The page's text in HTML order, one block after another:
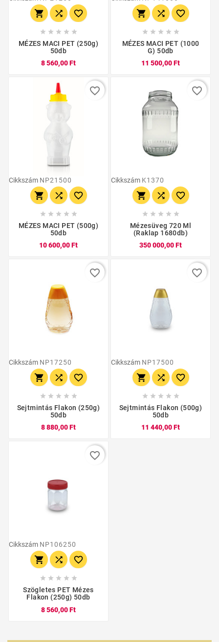
  
    
MÉZES MACI PET (250g)
50db
8 560,00 Ft
  
    
MÉZES MACI PET (1000
G) 50db
11 500,00 Ft
Cikkszám NP21500
  
    
MÉZES MACI PET (500g)
50db
10 600,00 Ft
favorite_border
Cikkszám K1370
  
    
Mézesüveg 720 Ml
(raklap 1680db)
350 000,00 Ft
favorite_border
Cikkszám NP17250
  
    
Sejtmintás Flakon (250g)
50db
8 880,00 Ft
favorite_border
Cikkszám NP17500
  
    
Sejtmintás Flakon (500g)
50db
11 440,00 Ft
favorite_border
Cikkszám NP106250
  
    
Szögletes PET Mézes
Flakon (250g) 50db
8 560,00 Ft
favorite_border